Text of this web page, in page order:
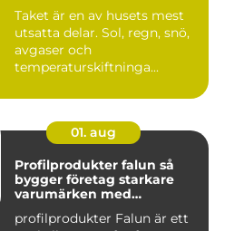
Taket är en av husets mest
utsatta delar. Sol, regn, snö,
avgaser och
temperaturskiftninga...
01. aug
Profilprodukter falun så
bygger företag starkare
varumärken med
profilprodukter Falun är ett